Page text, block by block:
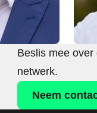
Beslis mee
netwerk.
Neem